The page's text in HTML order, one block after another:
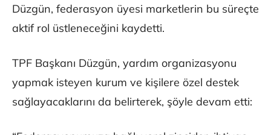
Düzgün, federasyon üyesi marketlerin bu süreçte
aktif rol üstleneceğini kaydetti.
TPF Başkanı Düzgün, yardım organizasyonu
yapmak isteyen kurum ve kişilere özel destek
sağlayacaklarını da belirterek, şöyle devam etti: